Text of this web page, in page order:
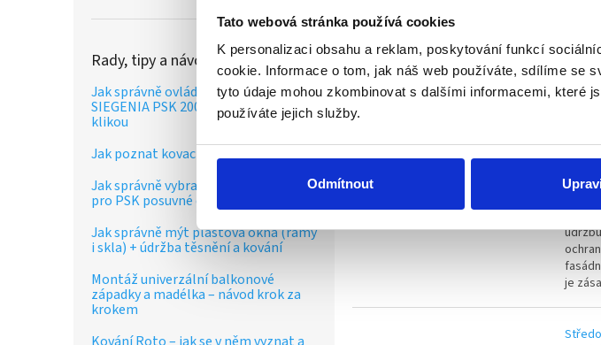
Tato webová stránka používá cookies
K personalizaci obsahu a reklam, poskytování funkcí
cookie. Informace o tom, jak náš web používáte, sdílíme se
tyto údaje mohou zkombinovat s dalšími informacemi, které
používáte jejich služby.
Odmítnout
Rady, tipy a návody
Jak správně ovládat posuvné dveře
SIEGENIA PSK 200-Z se spřaženou
klikou
Jak poznat kovací řady SIEGENIA?
Jak správně vybrat vozíky a kolejnici
pro PSK posuvné dveře?
Jak správně mýt plastová okna (rámy
i skla) + údržba těsnění a kování
Montáž univerzální balkonové
západky a madélka – návod krok za
krokem
z
78,
je